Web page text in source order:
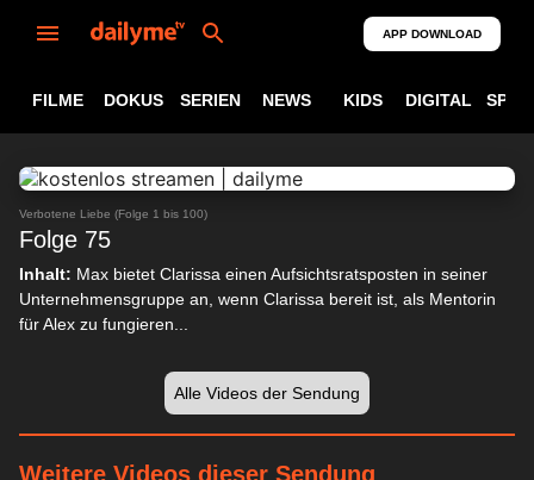
APP DOWNLOAD
FILME DOKUS SERIEN NEWS KIDS DIGITAL
Verbotene Liebe (Folge 1 bis 100)
Folge 75
Inhalt: Max bietet Clarissa einen Aufsichtsratsposten in seiner
Unternehmensgruppe an, wenn Clarissa bereit ist, als Mentorin
für Alex zu fungieren...
Alle Videos der Sendung
Weitere Videos dieser Sendung